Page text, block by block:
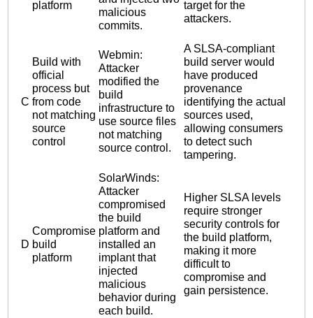
platform
malicious
commits.
target for the
attackers.
C
Build with
official
process but
from code
not matching
source
control
Webmin:
Attacker
modified the
build
infrastructure to
use source files
not matching
source control.
A SLSA-compliant
build server would
have produced
provenance
identifying the actual
sources used,
allowing consumers
to detect such
tampering.
D
Compromise
build
platform
SolarWinds:
Attacker
compromised
the build
platform and
installed an
implant that
injected
malicious
behavior during
each build.
Higher SLSA levels
require stronger
security controls for
the build platform,
making it more
difficult to
compromise and
gain persistence.